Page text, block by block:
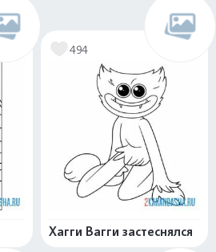
494
Хагги Вагги застеснялся